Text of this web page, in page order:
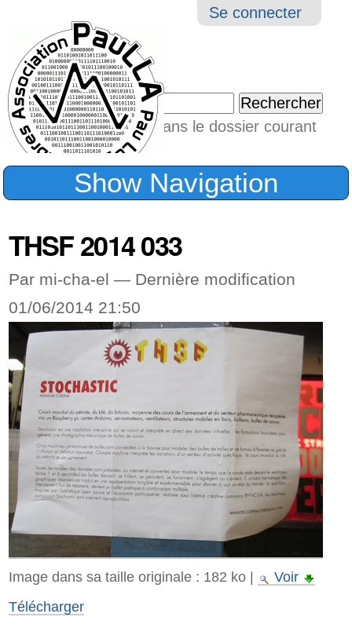
Outils
Se connecter
Chercher par
Seulement dans le dossier courant
Recherche
Show Navigation
THSF 2014 033
Par mi-cha-el — Dernière modification
01/06/2014 21:50
Image dans sa taille originale : 182 ko|
Voir
Télécharger